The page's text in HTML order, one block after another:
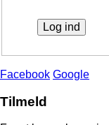
Facebook Google
Tilmeld